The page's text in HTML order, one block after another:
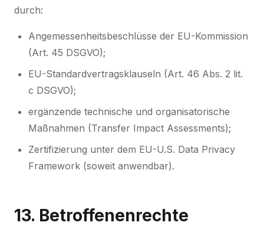
durch:
Angemessenheitsbeschlüsse der EU-Kommission
(Art. 45 DSGVO);
EU-Standardvertragsklauseln (Art. 46 Abs. 2 lit.
c DSGVO);
ergänzende technische und organisatorische
Maßnahmen (Transfer Impact Assessments);
Zertifizierung unter dem EU-U.S. Data Privacy
Framework (soweit anwendbar).
13. Betroffenenrechte